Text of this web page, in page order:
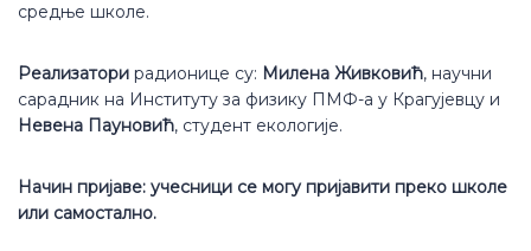
средње школе.
Реализатори радионице су: Милена Живковић, научни
сарадник на Институту за физику ПМФ-а у Крагујевцу и
Невена Пауновић, студент екологије.
Начин пријаве: учесници се могу пријавити преко школе
или самостално.